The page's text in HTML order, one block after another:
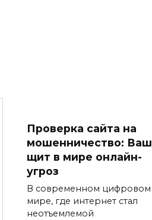
Проверка сайта на
мошенничество: Ваш
щит в мире онлайн-
угроз
В современном цифровом
мире, где интернет стал
неотъемлемой